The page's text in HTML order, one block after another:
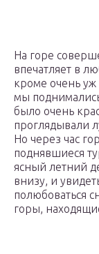
На горе
впечатляет в
кроме очень уж
мы
было очень
проглядывали
Но через час
поднявшиеся
ясный летний
внизу, и
полюбоваться
горы,